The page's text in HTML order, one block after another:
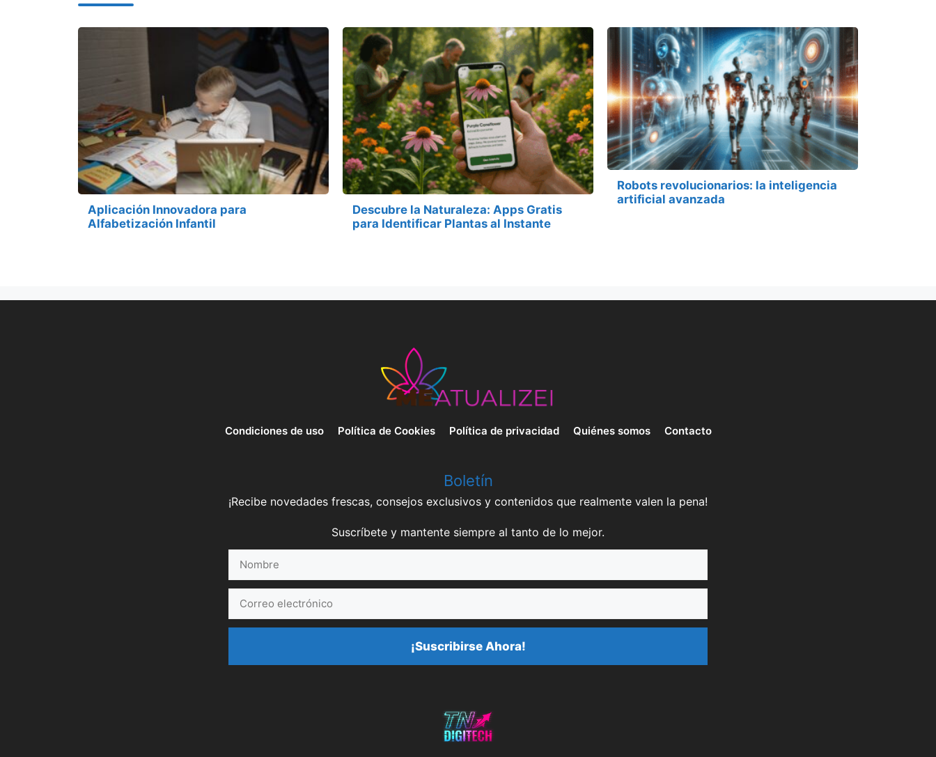
Aplicación Innovadora para
Alfabetización Infantil
Descubre la Naturaleza: Apps Gratis
para Identificar Plantas al Instante
Robots revolucionarios: la inteligencia
artificial avanzada
Condiciones de uso Política de Cookies Política de privacidad Quiénes somos Contacto
Boletín
¡Recibe novedades frescas, consejos exclusivos y contenidos que realmente valen la pena!
Suscríbete y mantente siempre al tanto de lo mejor.
electrónico
¡Suscribirse Ahora!